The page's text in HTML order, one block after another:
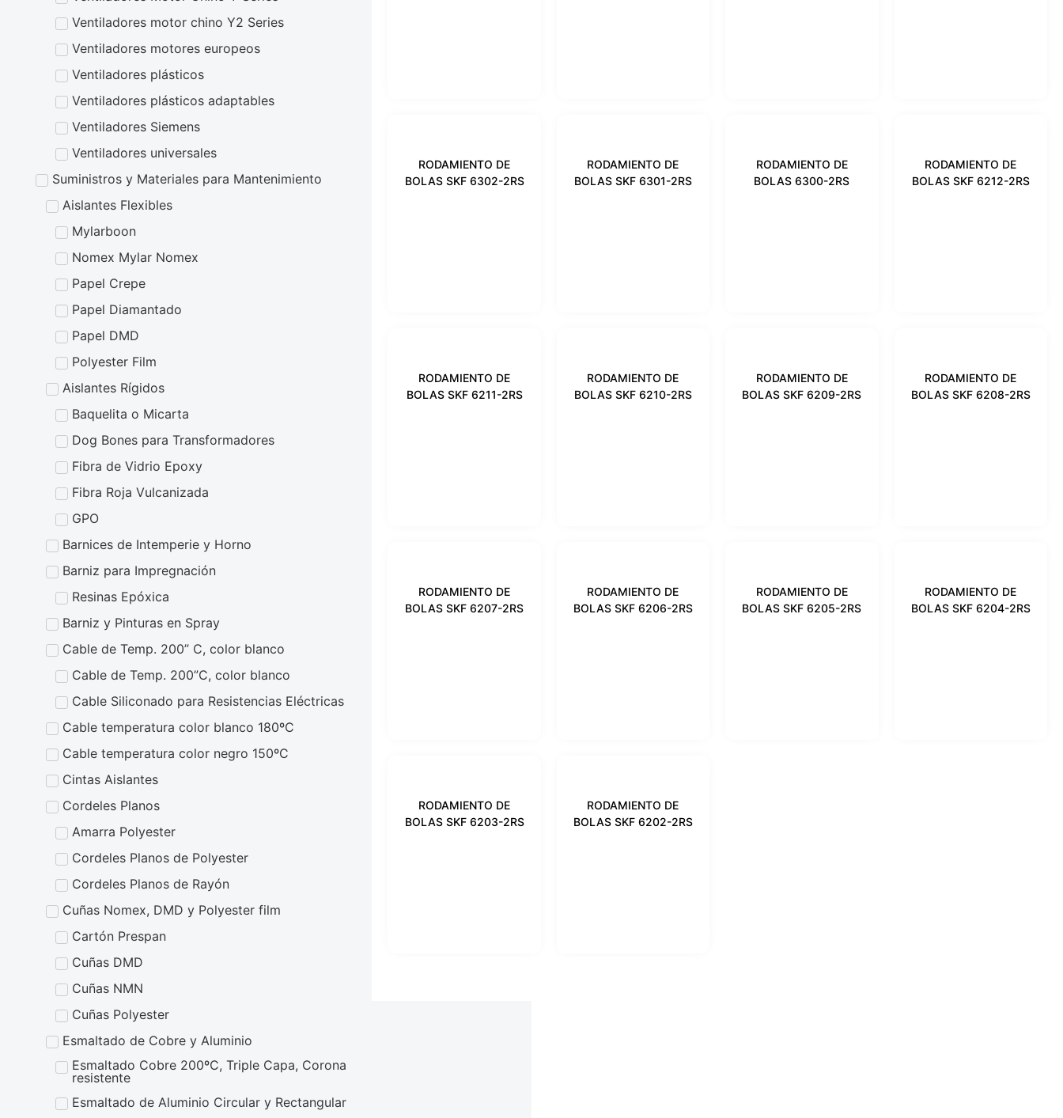
Ventiladores motor chino Y2 Series
Ventiladores motores europeos
Ventiladores plásticos
Ventiladores plásticos adaptables
Ventiladores Siemens
Ventiladores universales
Suministros y Materiales para Mantenimiento
Aislantes Flexibles
Mylarboon
Nomex Mylar Nomex
Papel Crepe
Papel Diamantado
Papel DMD
Polyester Film
Aislantes Rígidos
Baquelita o Micarta
Dog Bones para Transformadores
Fibra de Vidrio Epoxy
Fibra Roja Vulcanizada
GPO
Barnices de Intemperie y Horno
Barniz para Impregnación
Resinas Epóxica
Barniz y Pinturas en Spray
Cable de Temp. 200” C, color blanco
Cable de Temp. 200”C, color blanco
Cable Siliconado para Resistencias Eléctricas
Cable temperatura color blanco 180ºC
Cable temperatura color negro 150ºC
Cintas Aislantes
Cordeles Planos
Amarra Polyester
Cordeles Planos de Polyester
Cordeles Planos de Rayón
Cuñas Nomex, DMD y Polyester film
Cartón Prespan
Cuñas DMD
Cuñas NMN
Cuñas Polyester
Esmaltado de Cobre y Aluminio
Esmaltado Cobre 200ºC, Triple Capa, Corona
resistente
Esmaltado de Aluminio Circular y Rectangular
RODAMIENTO DE
BOLAS SKF 6302-2RS
RODAMIENTO DE
BOLAS SKF 6301-2RS
RODAMIENTO DE
BOLAS 6300-2RS
RODAMIENTO DE
BOLAS SKF 6212-2RS
RODAMIENTO DE
BOLAS SKF 6211-2RS
RODAMIENTO DE
BOLAS SKF 6210-2RS
RODAMIENTO DE
BOLAS SKF 6209-2RS
RODAMIENTO DE
BOLAS SKF 6208-2RS
RODAMIENTO DE
BOLAS SKF 6207-2RS
RODAMIENTO DE
BOLAS SKF 6206-2RS
RODAMIENTO DE
BOLAS SKF 6205-2RS
RODAMIENTO DE
BOLAS SKF 6204-2RS
RODAMIENTO DE
BOLAS SKF 6203-2RS
RODAMIENTO DE
BOLAS SKF 6202-2RS